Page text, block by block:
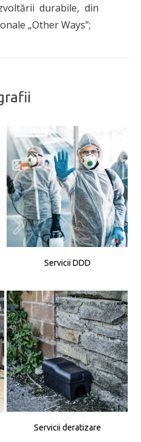
durabile, din
„Other Ways”;
Servicii DDD
Servicii deratizare